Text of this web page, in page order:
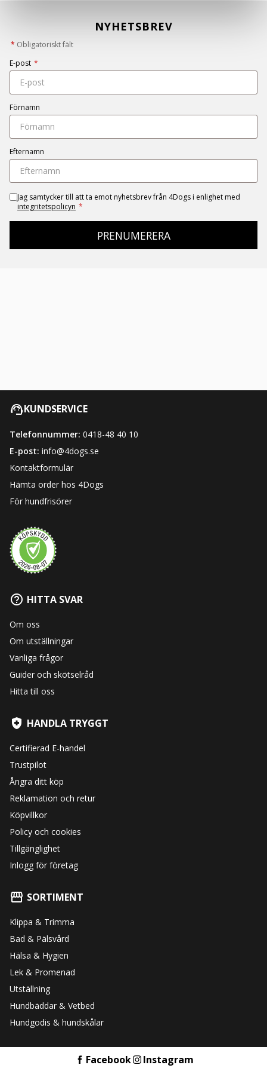
NYHETSBREV
* Obligatoriskt fält
E-post *
Förnamn
Efternamn
Jag samtycker till att ta emot nyhetsbrev från 4Dogs i enlighet med
integritetspolicyn *
PRENUMERERA
KUNDSERVICE
Telefonnummer: 0418-48 40 10
E-post: info@4dogs.se
Kontaktformulär
Hämta order hos 4Dogs
För hundfrisörer
HITTA SVAR
Om oss
Om utställningar
Vanliga frågor
Guider och skötselråd
Hitta till oss
HANDLA TRYGGT
Certifierad E-handel
Trustpilot
Ångra ditt köp
Reklamation och retur
Köpvillkor
Policy och cookies
Tillgänglighet
Inlogg för företag
SORTIMENT
Klippa & Trimma
Bad & Pälsvård
Hälsa & Hygien
Lek & Promenad
Utställning
Hundbäddar & Vetbed
Hundgodis & hundskålar
Facebook Instagram